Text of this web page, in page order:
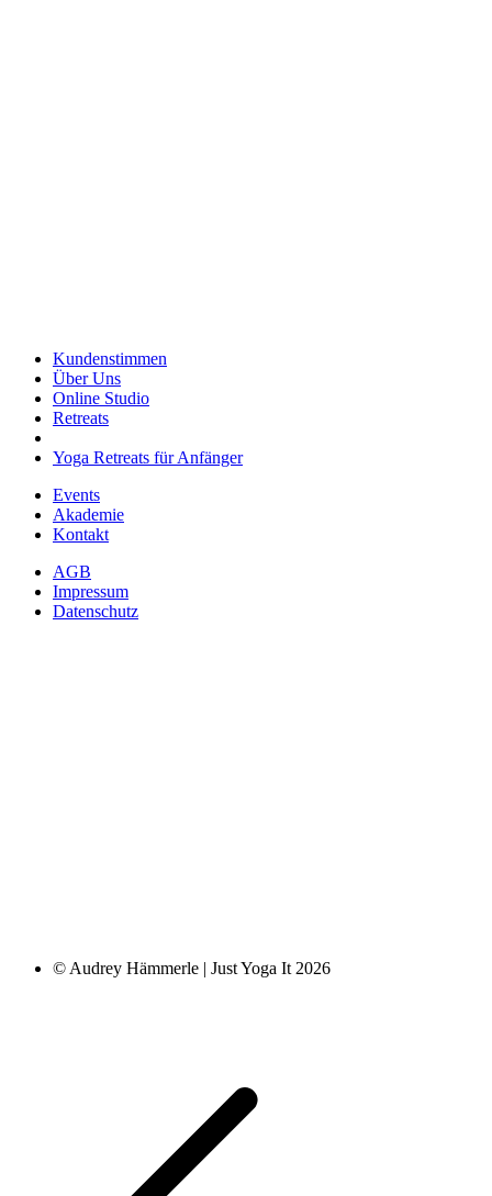
Kundenstimmen
Über Uns
Online Studio
Retreats
Yoga Retreats für Anfänger
Events
Akademie
Kontakt
AGB
Impressum
Datenschutz
© Audrey Hämmerle | Just Yoga It 2026